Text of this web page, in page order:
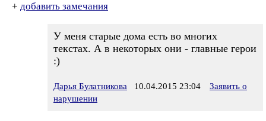
+ добавить замечания
У меня старые дома есть во многих
текстах. А в некоторых они - главные герои
:)
Дарья Булатникова 10.04.2015 23:04
Заявить о
нарушении